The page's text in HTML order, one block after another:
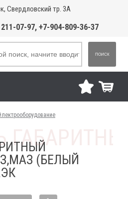
Свердловский тр. 3А
211-07-97, +7-904-809-36-37
ПОИСК
(БЕЛЫЙ